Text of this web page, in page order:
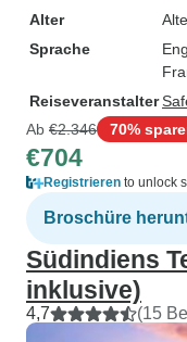
Alter
Sprache
Reiseveranstalter
Ab €2.346 70%
€704
Registrieren to unlock
Broschüre
Südindiens
inklusive)
4,7 (15